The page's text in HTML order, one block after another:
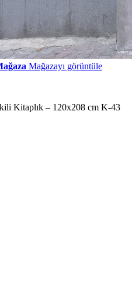
Mağazayı görüntüle
Kitaplık – 120x208 cm K-43